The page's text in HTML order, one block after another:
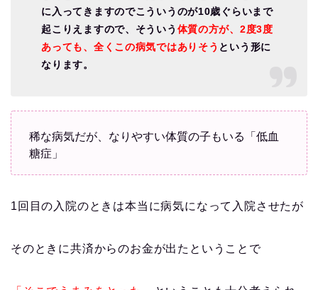
に入ってきますのでこういうのが10歳ぐらいまで
起こりえますので、そういう 体質の方が、2度3度
あっても、全くこの病気ではありそう という形に
なります。
稀な病気だが、なりやすい体質の子もいる「低血
糖症」
1回目の入院のときは本当に病気になって入院させたが
そのときに共済からのお金が出たということで